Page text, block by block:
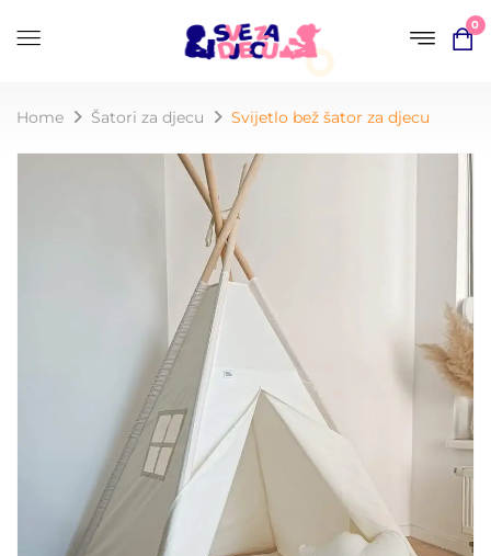
0
Home Šatori za djecu Svijetlo bež šator za djecu